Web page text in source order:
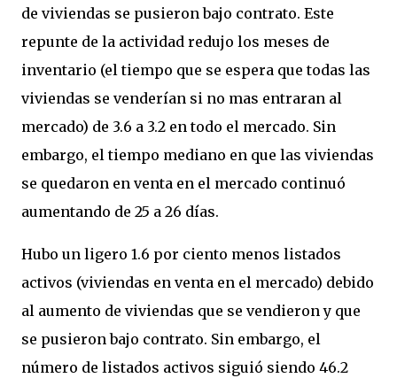
de viviendas se pusieron bajo contrato. Este
repunte de la actividad redujo los meses de
inventario (el tiempo que se espera que todas las
viviendas se venderían si no mas entraran al
mercado) de 3.6 a 3.2 en todo el mercado. Sin
embargo, el tiempo mediano en que las viviendas
se quedaron en venta en el mercado continuó
aumentando de 25 a 26 días.
Hubo un ligero 1.6 por ciento menos listados
activos (viviendas en venta en el mercado) debido
al aumento de viviendas que se vendieron y que
se pusieron bajo contrato. Sin embargo, el
número de listados activos siguió siendo 46.2